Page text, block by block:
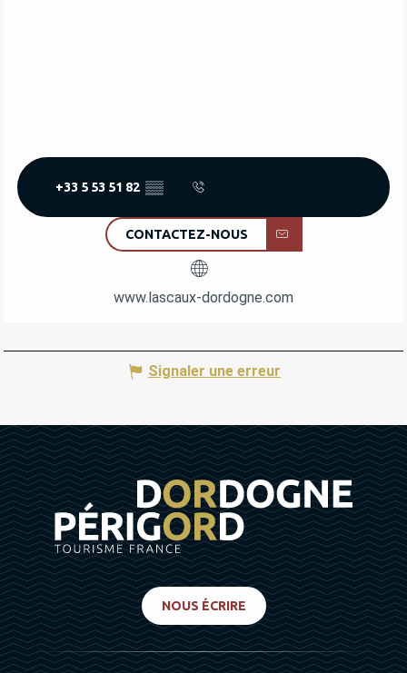
+33 5 53 51 82 ▒▒
CONTACTEZ-NOUS
www.lascaux-dordogne.com
Signaler une erreur
NOUS ÉCRIRE